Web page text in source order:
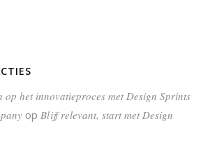
op het innovatieproces met Design Sprints
op Blijf relevant, start met Design